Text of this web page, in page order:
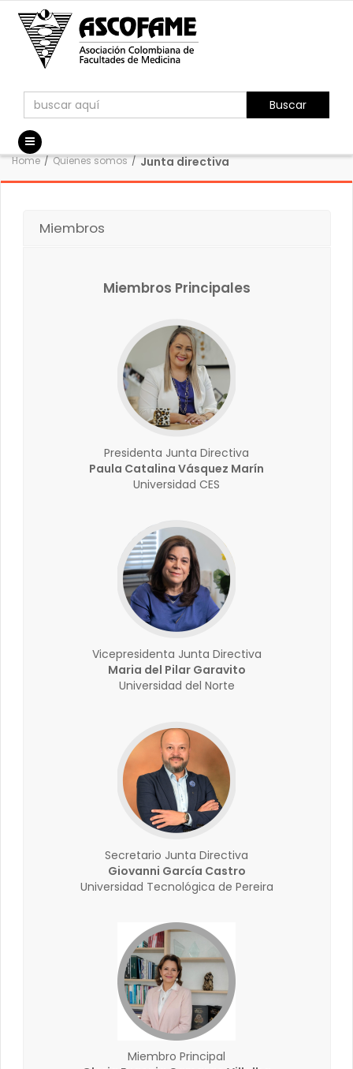
Buscar
Home / Quienes somos / Junta directiva
Miembros
Miembros Principales
Presidenta Junta Directiva
Paula Catalina Vásquez Marín
Universidad CES
Vicepresidenta Junta Directiva
Maria del Pilar Garavito
Universidad del Norte
Secretario Junta Directiva
Giovanni García Castro
Universidad Tecnológica de Pereira
Miembro Principal